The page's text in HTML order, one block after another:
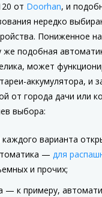
от Doorhan, и
нередко
Пониженное
же подобная
может
аккумулятора, и
от города дачи или
выбора:
каждого варианта
— для
и прочих;
— к примеру,